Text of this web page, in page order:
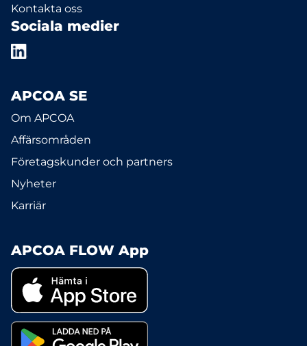
Kontakta oss
Sociala medier
APCOA SE
Om APCOA
Affärsområden
Företagskunder och partners
Nyheter
Karriär
APCOA FLOW App